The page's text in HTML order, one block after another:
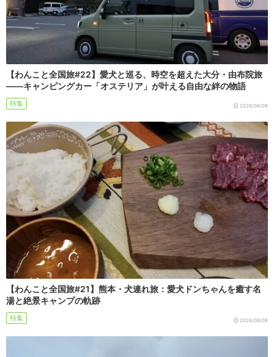
【わんこと全国旅#22】愛犬と巡る、時空を超えた大分・由布院旅
――キャンピングカー「オステリア」が叶える自由な絆の物語
特集 2026/08/09
【わんこと全国旅#21】熊本・犬連れ旅：愛犬ドンちゃんを癒す名
湯と絶景キャンプの軌跡
特集 2026/08/08